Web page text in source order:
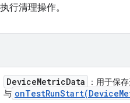
行清理操作。
DeviceMetricData ：用于保
与 onTestRunStart(Device